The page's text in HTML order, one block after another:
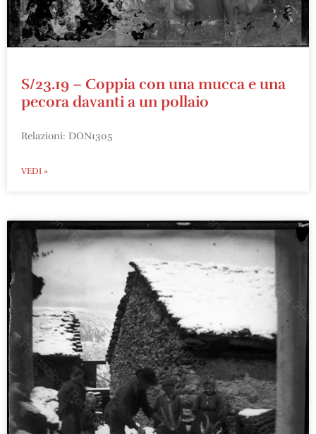
S/23.19 – Coppia con una mucca e una
pecora davanti a un pollaio
Relazioni: DON1305
VEDI »